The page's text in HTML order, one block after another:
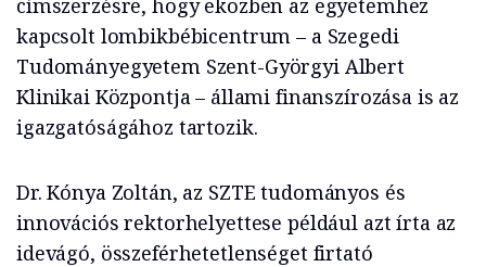
kapcsolt lombikbébicentrum – a Szegedi
Tudományegyetem Szent-Györgyi Albert
Klinikai Központja – állami finanszírozása is az
igazgatóságához tartozik.
Dr. Kónya Zoltán, az SZTE tudományos és
innovációs rektorhelyettese például azt írta az
idevágó, összeférhetetlenséget firtató